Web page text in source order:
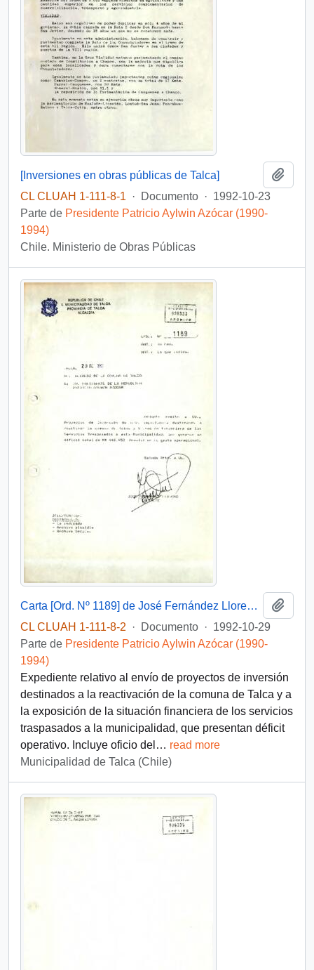
[Inversiones en obras públicas de Talca]
CL CLUAH 1-111-8-1
· Documento · 1992-10-23
Parte de Presidente Patricio Aylwin Azócar (1990-
1994)
Chile. Ministerio de Obras Públicas
Carta [Ord. Nº 1189] de José Fernández Llorens, Alcalde de Talca, a Patricio Aylwin Azócar, Presidente de la República, sobre envío de proyectos de inversión comunal y situación financiera municipal
CL CLUAH 1-111-8-2
· Documento · 1992-10-29
Parte de Presidente Patricio Aylwin Azócar (1990-
1994)
Expediente relativo al envío de proyectos de inversión
destinados a la reactivación de la comuna de Talca y a
la exposición de la situación financiera de los servicios
traspasados a la municipalidad, que presentan déficit
operativo. Incluye oficio del … read more
Municipalidad de Talca (Chile)